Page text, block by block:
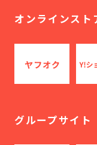
オンラインスト
グループサイト